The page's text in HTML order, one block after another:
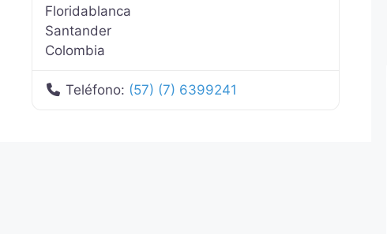
Floridablanca
Santander
Colombia
Teléfono: (57) (7) 6399241